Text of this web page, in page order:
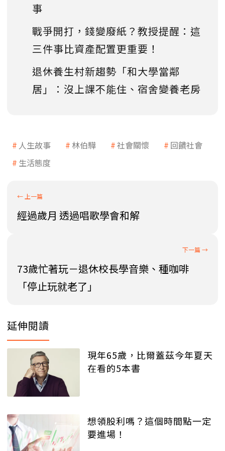
事
戰爭開打，錢變廢紙？教授提醒：這
三件事比資產配置更重要！
退休養生村新趨勢「和大學當鄰
居」：沒上課不能住、宿舍變養老房
人生故事 林伯驊 社會關懷
回饋社會
生活態度
經過歲月 透過唱歌學會和解
73歲忙著玩－退休校長學音樂、種咖啡
「停止玩就老了」
延伸閱讀
現年65歲，比爾蓋茲今年夏天
在看的5本書
想領股利嗎？這個時間點一定
要進場！